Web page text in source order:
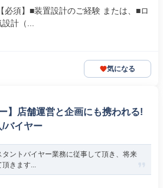
必須】■装置設計のご経験 または、■ロ
計（...
気になる
】店舗運営と企画にも携われる!
バイヤー
タントバイヤー業務に従事して頂き、将来
頂きます...